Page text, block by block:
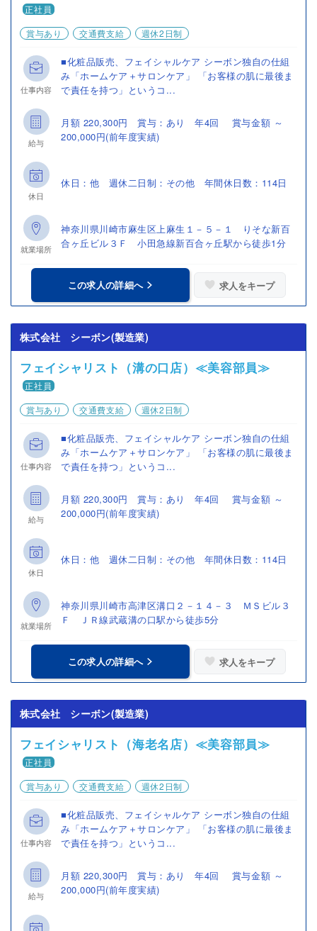
正社員
賞与あり
交通費支給 週休2日制
仕事内容
■化粧品販売、フェイシャルケア シーボン独自の仕組
み「ホームケア＋サロンケア」 「お客様の肌に最後ま
で責任を持つ」というコ...
給与
月額 220,300円 賞与：あり 年4回 賞与金額 ～
200,000円(前年度実績)
休日
休日：他 週休二日制：その他 年間休日数：114日
就業場所
神奈川県川崎市麻生区上麻生１－５－１ りそな新百
合ヶ丘ビル３Ｆ 小田急線新百合ヶ丘駅から徒歩1分
この求人の詳細へ 求人をキープ
株式会社 シーボン(製造業)
フェイシャリスト（溝の口店）≪美容部員≫
正社員
賞与あり
交通費支給 週休2日制
仕事内容
■化粧品販売、フェイシャルケア シーボン独自の仕組
み「ホームケア＋サロンケア」 「お客様の肌に最後ま
で責任を持つ」というコ...
給与
月額 220,300円 賞与：あり 年4回 賞与金額 ～
200,000円(前年度実績)
休日
休日：他 週休二日制：その他 年間休日数：114日
就業場所
神奈川県川崎市高津区溝口２－１４－３ ＭＳビル３
Ｆ ＪＲ線武蔵溝の口駅から徒歩5分
この求人の詳細へ 求人をキープ
株式会社 シーボン(製造業)
フェイシャリスト（海老名店）≪美容部員≫
正社員
賞与あり
交通費支給 週休2日制
仕事内容
■化粧品販売、フェイシャルケア シーボン独自の仕組
み「ホームケア＋サロンケア」 「お客様の肌に最後ま
で責任を持つ」というコ...
給与
月額 220,300円 賞与：あり 年4回 賞与金額 ～
200,000円(前年度実績)